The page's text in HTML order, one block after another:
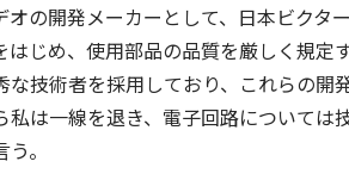
オの開発メーカーとして、日本ビクタ
はじめ、使用部品の品質を厳しく規
な技術者を採用しており、これらの
私は一線を退き、電子回路について
。